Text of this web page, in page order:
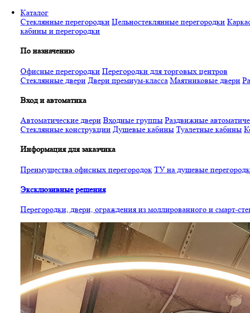
Перейти
основному
Каталог
Стеклянные перегородки Цельностеклянные перегородки
кабины и перегородки
По назначению
Офисные перегородки Перегородки для торговых центров
Стеклянные двери Двери премиум-класса Маятниковые двери
Вход и автоматика
Автоматические двери Входные группы Раздвижные
Стеклянные конструкции Душевые кабины Туалетные кабины
Информация для заказчика
Преимущества офисных перегородок ТУ на душевые
Эксклюзивные решения
Перегородки, двери, ограждения из моллированного и смарт-